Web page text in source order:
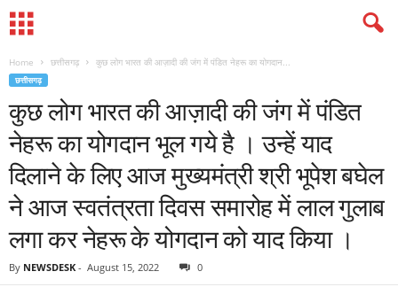
Home छत्तीसगढ़ कुछ लोग भारत की आज़ादी की जंग में पंडित नेहरू का योगदान...
छत्तीसगढ़
कुछ लोग भारत की आज़ादी की जंग में पंडित
नेहरू का योगदान भूल गये है । उन्हें याद
दिलाने के लिए आज मुख्यमंत्री श्री भूपेश बघेल
ने आज स्वतंत्रता दिवस समारोह में लाल गुलाब
लगा कर नेहरू के योगदान को याद किया ।
By NEWSDESK - August 15, 2022 0